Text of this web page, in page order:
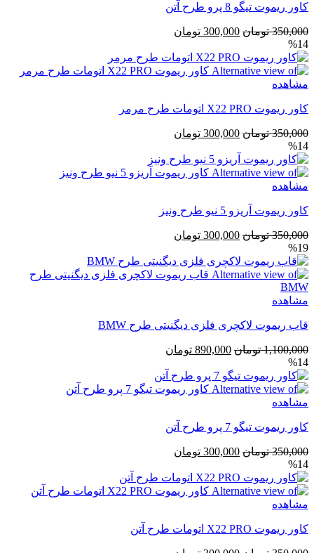
کاور ریموت تیگو 8 پرو طرح آتن
350,000 تومان قیمت
350,000 تومان
بود.
300,000 تومان
300,000 تومان
است.
%14
مشاهده
کاور ریموت X22 PRO اتومات طرح مرمر
350,000 تومان قیمت
350,000 تومان
بود.
300,000 تومان
است.
%14
مشاهده
کاور ریموت آریزو 5 نیو طرح ونیز
350,000 تومان قیمت
350,000 تومان
بود.
300,000 تومان
300,000 تومان
است.
%19
مشاهده
قاب ریموت لاکچری فلزی دیگنیتی طرح BMW
1,100,000 تومان قیمت
1,100,000 تومان
بود.
890,000 تومان
است.
%14
مشاهده
کاور ریموت تیگو 7 پرو طرح آتن
350,000 تومان قیمت
350,000 تومان
بود.
300,000 تومان
300,000 تومان
است.
%14
مشاهده
کاور ریموت X22 PRO اتومات طرح آتن